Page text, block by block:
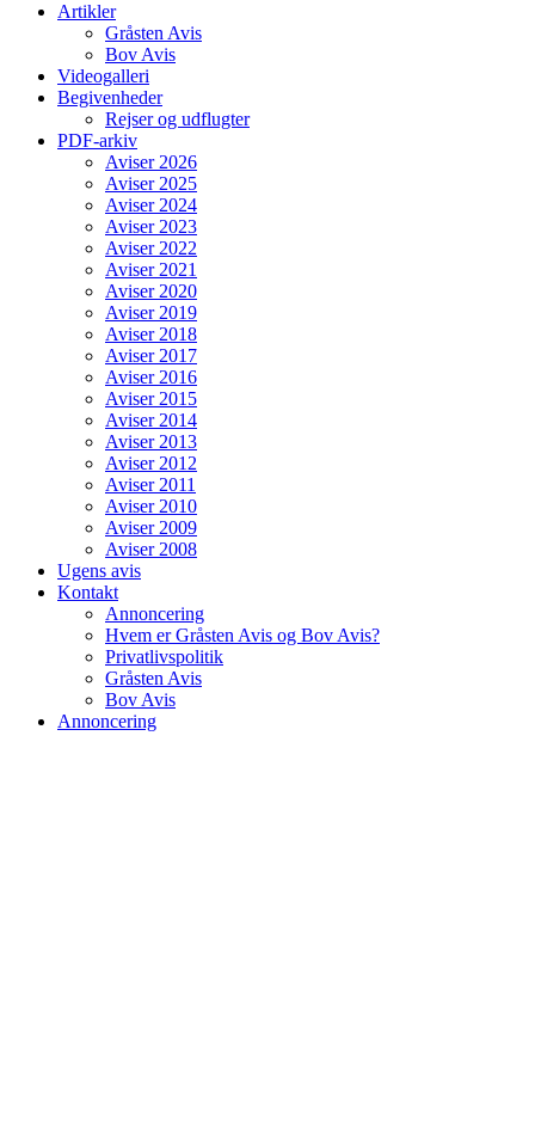
Artikler
Gråsten Avis
Bov Avis
Videogalleri
Begivenheder
Rejser og udflugter
PDF-arkiv
Aviser 2026
Aviser 2025
Aviser 2024
Aviser 2023
Aviser 2022
Aviser 2021
Aviser 2020
Aviser 2019
Aviser 2018
Aviser 2017
Aviser 2016
Aviser 2015
Aviser 2014
Aviser 2013
Aviser 2012
Aviser 2011
Aviser 2010
Aviser 2009
Aviser 2008
Ugens avis
Kontakt
Annoncering
Hvem er Gråsten Avis og Bov Avis?
Privatlivspolitik
Gråsten Avis
Bov Avis
Annoncering